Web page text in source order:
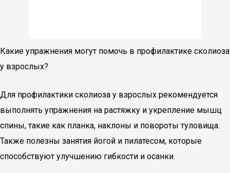
Какие упражнения могут помочь в профилактике сколиоза
у взрослых?
Для профилактики сколиоза у взрослых рекомендуется
выполнять упражнения на растяжку и укрепление мышц
спины, такие как планка, наклоны и повороты туловища.
Также полезны занятия йогой и пилатесом, которые
способствуют улучшению гибкости и осанки.